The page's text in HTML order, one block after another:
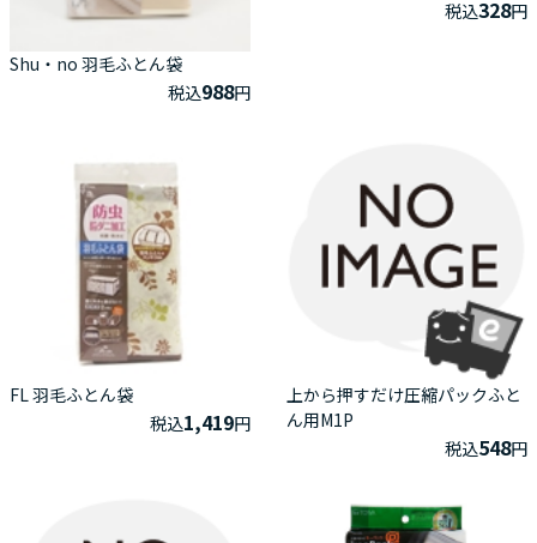
Shu・no 羽毛ふとん袋
税込988円
税込328円
FL 羽毛ふとん袋
税込1,419円
上から押すだけ圧縮パックふと
ん用M1P
税込548円